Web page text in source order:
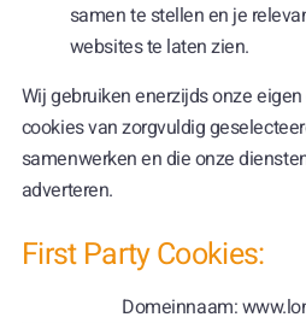
samen te stellen en je
websites te laten zien.
Wij gebruiken enerzijds onze
cookies van zorgvuldig
samenwerken en die onze
adverteren.
First Party Cookies:
Domeinnaam: